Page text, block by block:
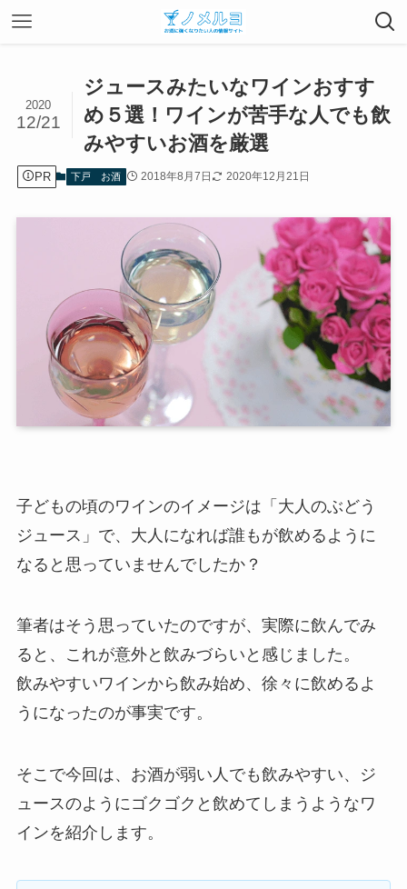
ジュースみたいなワインおすす
め５選！ワインが苦手な人でも飲
みやすいお酒を厳選
2020
12/21
PR 下戸 お酒 2018年8月7日 2020年12月21日
子どもの頃のワインのイメージは「大人のぶどう
ジュース」で、大人になれば誰もが飲めるように
なると思っていませんでしたか？
筆者はそう思っていたのですが、実際に飲んでみ
ると、
これが意外と飲みづらいと感じました。
飲みやすいワインから飲み始め、徐々に飲めるよ
うになったのが事実です。
そこで今回は、お酒が弱い人でも飲みやすい、
ジ
ュースのようにゴクゴクと飲めてしまうようなワ
インを紹介します。